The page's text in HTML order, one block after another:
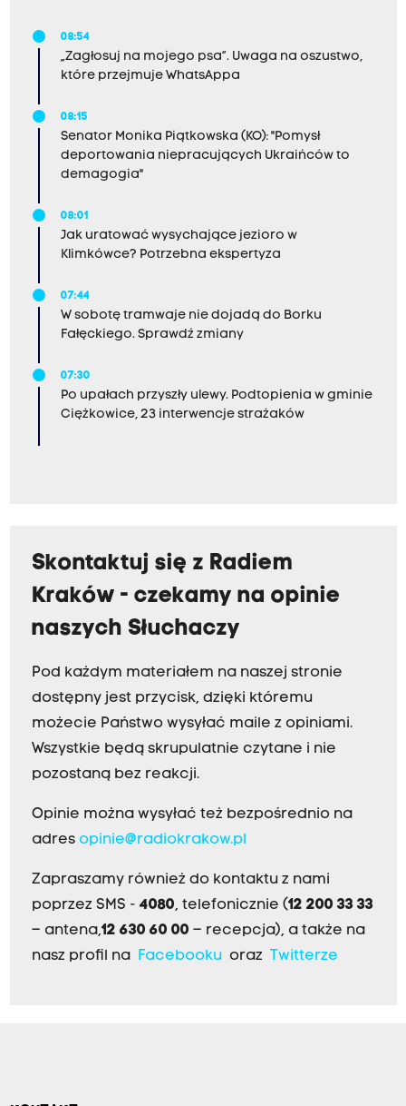
08:54
„Zagłosuj na mojego psa”. Uwaga na oszustwo,
które przejmuje WhatsAppa
08:15
Senator Monika Piątkowska (KO): "Pomysł
deportowania niepracujących Ukraińców to
demagogia"
08:01
Jak uratować wysychające jezioro w
Klimkówce? Potrzebna ekspertyza
07:44
W sobotę tramwaje nie dojadą do Borku
Fałęckiego. Sprawdź zmiany
07:30
Po upałach przyszły ulewy. Podtopienia w gminie
Ciężkowice, 23 interwencje strażaków
Skontaktuj się z Radiem
Kraków - czekamy na opinie
naszych Słuchaczy
Pod każdym materiałem na naszej stronie
dostępny jest przycisk, dzięki któremu
możecie Państwo wysyłać maile z opiniami.
Wszystkie będą skrupulatnie czytane i nie
pozostaną bez reakcji.
Opinie można wysyłać też bezpośrednio na
adres opinie@radiokrakow.pl
Zapraszamy również do kontaktu z nami
poprzez SMS - 4080, telefonicznie (12 200 33 33
– antena,12 630 60 00 – recepcja), a także na
nasz profil na
Facebookuoraz Twitterze